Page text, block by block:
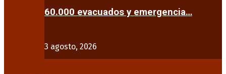
60.000 evacuados y emergencia…
3 agosto, 2026